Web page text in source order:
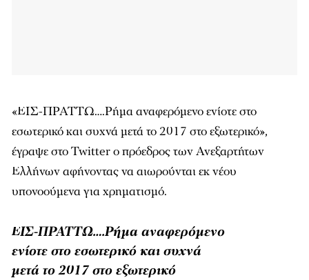
«ΕΙΣ-ΠΡΑΤΤΩ….Ρήμα αναφερόμενο ενίοτε στο
εσωτερικό και συχνά μετά το 2017 στο εξωτερικό»,
έγραψε στο Twitter ο πρόεδρος των Ανεξαρτήτων
Ελλήνων αφήνοντας να αιωρούνται εκ νέου
υπονοούμενα για χρηματισμό.
ΕΙΣ-ΠΡΑΤΤΩ….Ρήμα αναφερόμενο
ενίοτε στο εσωτερικό και συχνά
μετά το 2017 στο εξωτερικό